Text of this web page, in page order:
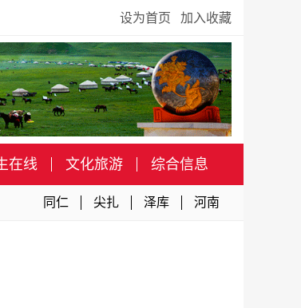
设为首页 加入收藏
在线 文化旅游 综合信息
同仁 尖扎 泽库 河南